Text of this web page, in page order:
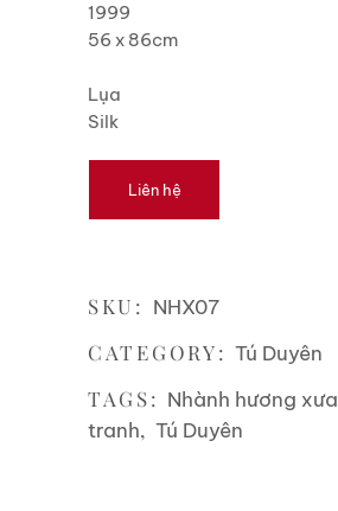
1999
56 x 86cm
Lụa
Silk
Liên hệ
SKU: NHX07
CATEGORY:Tú Duyên
TAGS: Nhành hương xưa
tranh,Tú Duyên